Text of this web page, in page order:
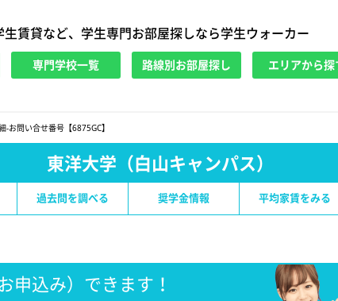
賃貸など、学生専門お部屋探しなら学生ウォーカー
専門学校一覧 路線別お部屋探し エリアから探
-お問い合せ番号【6875GC】
東洋大学（白山キャンパス）
過去問を調べる 奨学金情報 平均家賃をみる
申込み）できます！